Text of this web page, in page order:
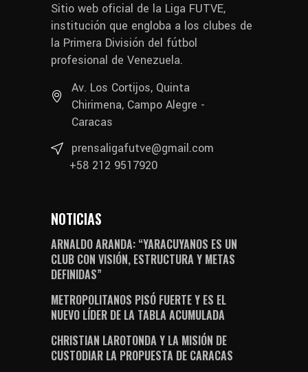
Sitio web oficial de la Liga FUTVE,
institución que engloba a los clubes de
la Primera División del fútbol
profesional de Venezuela.
Av. Los Cortijos, Quinta
Chirimena, Campo Alegre -
Caracas
prensaligafutve@gmail.com
+58 212 9517920
NOTICIAS
ARNALDO ARANDA: “YARACUYANOS ES UN
CLUB CON VISIÓN, ESTRUCTURA Y METAS
DEFINIDAS”
METROPOLITANOS PISÓ FUERTE Y ES EL
NUEVO LÍDER DE LA TABLA ACUMULADA
CHRISTIAN LAROTONDA Y LA MISIÓN DE
CUSTODIAR LA PROPUESTA DE CARACAS